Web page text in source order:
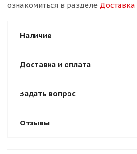
ознакомиться в разделе Доставка
Наличие
Доставка и оплата
Задать вопрос
Отзывы